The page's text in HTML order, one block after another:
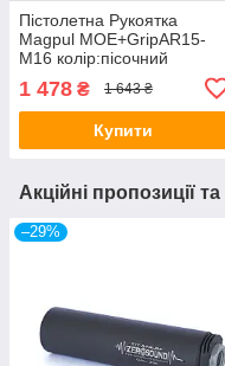
Пістолетна Рукоятка
Magpul MOE+GripAR15-
M16 колір:пісочний
1 478 ₴ 1 643 ₴
Купити
Акційні пропозиції
–29%